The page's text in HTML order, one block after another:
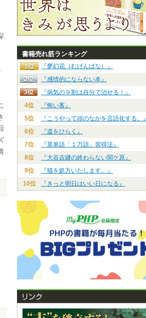
書籍売れ筋ランキング
『夢幻花（むげんばな）』
『感情的にならない本』
『病気の９割は自分で治せる！』
4位
『怖い客』
5位
『こうやって頭のなかを言語化する。』
6位
『道をひらく』
7位
『英単語「１万語」習得法』
8位
『大谷吉継の終わらない関ケ原』
9位
『猫を処方いたします。』
10位
『きっと明日はいい日になる』